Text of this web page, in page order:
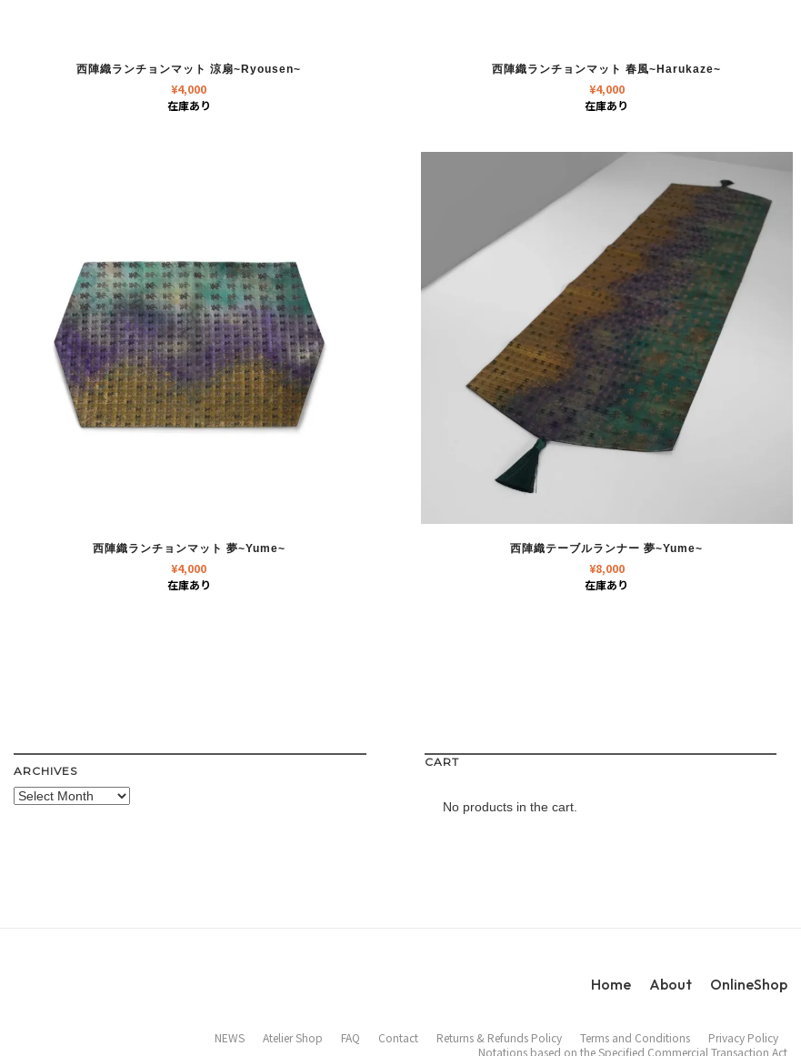
西陣織ランチョンマット 涼扇~Ryousen~
¥4,000
在庫あり
西陣織ランチョンマット 春風~Harukaze~
¥4,000
在庫あり
西陣織ランチョンマット 夢~Yume~
¥4,000
在庫あり
西陣織テーブルランナー 夢~Yume~
¥8,000
在庫あり
ARCHIVES
Archives
CART
No products in the cart.
Home About OnlineShop
NEWS Atelier Shop FAQ Contact Returns & Refunds Policy Terms and Conditions
Privacy Policy
Notations based on the Specified Commercial Transaction Act